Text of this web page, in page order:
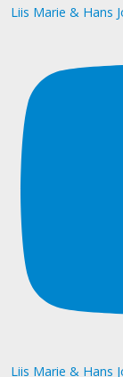
Liis Marie & Hans
Liis Marie & Hans